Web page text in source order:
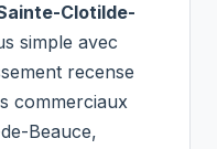
Clotilde-
simple avec
recense
commerciaux
Beauce,